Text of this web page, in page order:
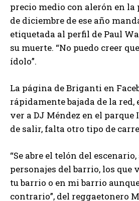
precio medio con alerón en la
de diciembre de ese año
etiquetada al perfil de Paul
su muerte. “No puedo creer
ídolo”.
La página de Briganti en
rápidamente bajada de la red,
ver a DJ Méndez en el parque
de salir, falta otro tipo de
“Se abre el telón del
personajes del barrio, los que
tu barrio o en mi barrio
contrario”, del reggaetonero